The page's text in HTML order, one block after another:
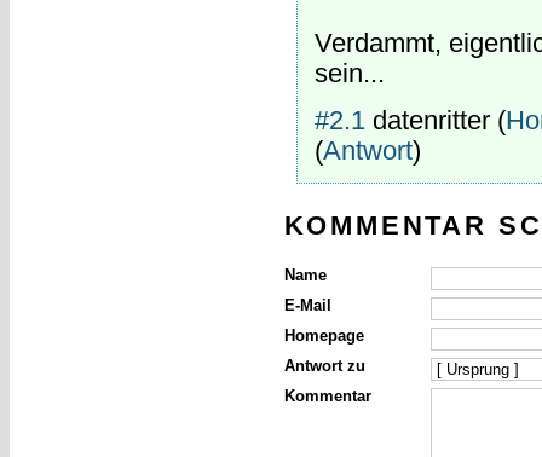
Verdammt,
sein...
#2.1 datenritter (
(Antwort)
KOMMENTAR
Name
E-Mail
Homepage
Antwort zu
Kommentar